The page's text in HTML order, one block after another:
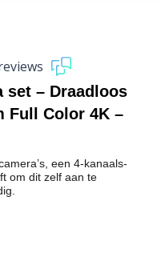
set – Draadloos
Full Color 4K –
een 4-kanaals-
om dit zelf aan te